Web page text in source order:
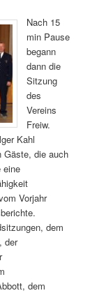
Nach 15
min Pause
begann
dann die
Sitzung
des
Vereins
Freiw.
Kahl
Gäste, die auch
eine
Vorjahr
dem
der
dem